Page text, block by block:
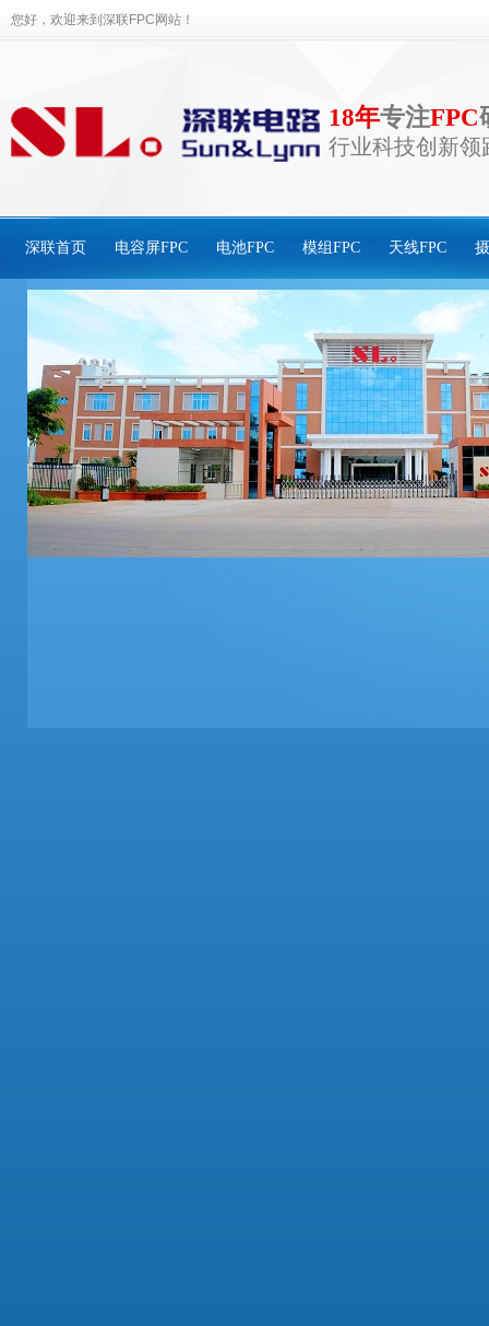
您好，欢迎来到深联FPC网站！
18年专注FPC
行业科技创新领
深联首页 电容屏FPC 电池FPC 模组FPC 天线FPC